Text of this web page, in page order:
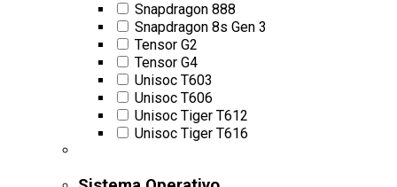
Snapdragon 888
Snapdragon 8s Gen 3
Tensor G2
Tensor G4
Unisoc T603
Unisoc T606
Unisoc Tiger T612
Unisoc Tiger T616